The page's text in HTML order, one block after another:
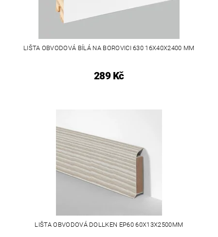
LIŠTA OBVODOVÁ BÍLÁ NA BOROVICI 630 16X40X2400 MM
289 Kč
LIŠTA OBVODOVÁ DOLLKEN EP60 60X13X2500MM